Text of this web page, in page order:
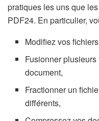
pratiques les uns que
PDF24. En particulier,
Modifiez vos
Fusionner
document,
Fractionner un
différents,